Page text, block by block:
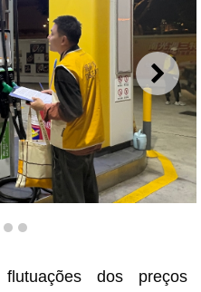
para reforçar as
4 5
dos preços